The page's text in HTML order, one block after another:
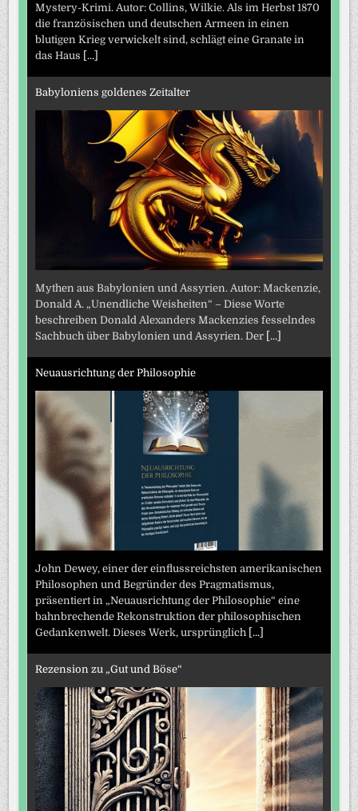
Mystery-Krimi. Autor: Collins, Wilkie. Als im Herbst 1870
die französischen und deutschen Armeen in einen
blutigen Krieg verwickelt sind, schlägt eine Granate in
das Haus [...]
Babyloniens goldenes Zeitalter
Mythen aus Babylonien und Assyrien. Autor: Mackenzie,
Donald A. „Unendliche Weisheiten“ – Diese Worte
beschreiben Donald Alexanders Mackenzies fesselndes
Sachbuch über Babylonien und Assyrien. Der [...]
Neuausrichtung der Philosophie
John Dewey, einer der einflussreichsten amerikanischen
Philosophen und Begründer des Pragmatismus,
präsentiert in „Neuausrichtung der Philosophie“ eine
bahnbrechende Rekonstruktion der philosophischen
Gedankenwelt. Dieses Werk, ursprünglich [...]
Rezension zu „Gut und Böse“